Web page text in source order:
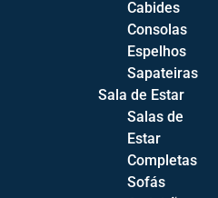
Cabides
Consolas
Espelhos
Sapateiras
Sala de Estar
Salas de
Estar
Completas
Sofás